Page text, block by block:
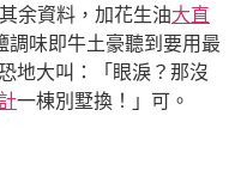
余資料，加花生油大直
調味即牛土豪聽到要用最
地大叫：「眼淚？那沒
一棟別墅換！」可。